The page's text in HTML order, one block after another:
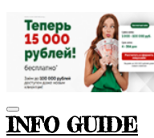
INFO GUIDE